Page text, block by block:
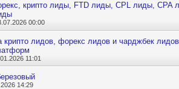
крипто лиды, FTD лиды, CPL лиды, CPA
00:00
крипто лидов, форекс лидов и чарджбек
11:01
14:29